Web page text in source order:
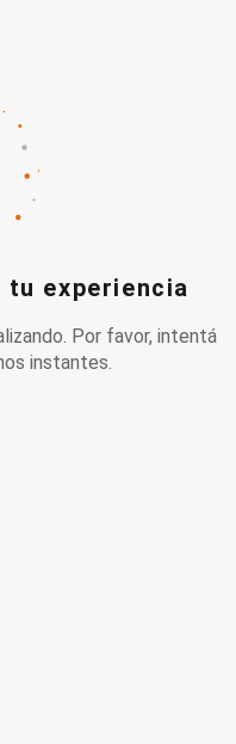
tu experiencia
Por favor, intentá
instantes.